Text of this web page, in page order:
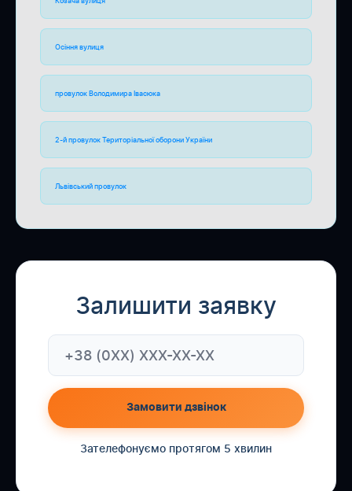
Осіння вулиця
провулок Володимира Івасюка
2-й провулок Територіальної оборони України
Львівський провулок
Залишити заявку
Замовити дзвінок
Зателефонуємо протягом 5 хвилин